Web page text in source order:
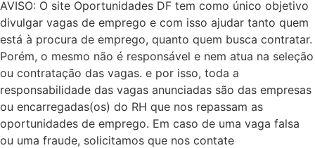
AVISO: O site Oportunidades DF tem como único objetivo
divulgar vagas de emprego e com isso ajudar tanto quem
está à procura de emprego, quanto quem busca contratar.
Porém, o mesmo não é responsável e nem atua na seleção
ou contratação das vagas. e por isso, toda a
responsabilidade das vagas anunciadas são das empresas
ou encarregadas(os) do RH que nos repassam as
oportunidades de emprego. Em caso de uma vaga falsa
ou uma fraude, solicitamos que nos contate